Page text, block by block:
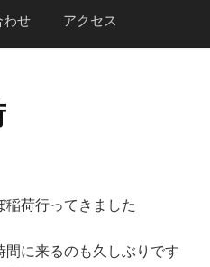
わせ アクセス
稲荷行ってきました
間に来るのも久しぶりです